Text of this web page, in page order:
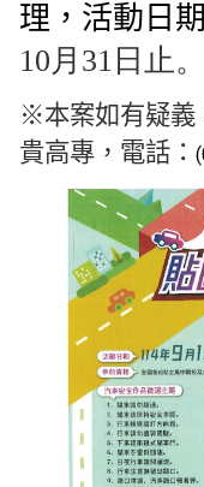
理，活動日
10月31日止。
※本案如有疑義
貴高專，電話：